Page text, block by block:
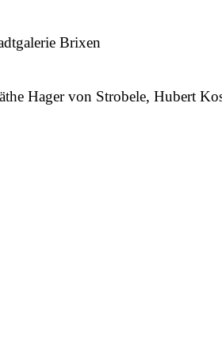
Brixen
Hager von Strobele, Hubert